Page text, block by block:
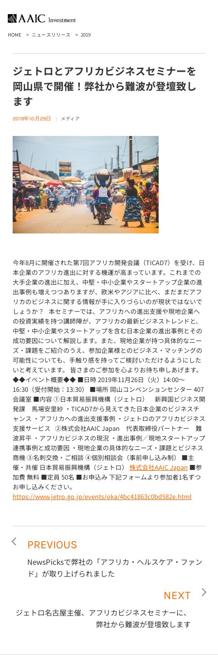
HOME ニュースリリース 2019
ジェトロとアフリカビジネスセミナーを
岡山県で開催！弊社から難波が登壇致し
ます
2019年10月29日 メディア
今年8月に開催された第7回アフリカ開発会議（TICAD7）を受け、日
本企業のアフリカ進出に対する機運が高まっています。これまでの
大手企業の進出に加え、中堅・中小企業やスタートアップ企業の進
出事例も増えつつありますが、欧米やアジアに比べ、まだまだアフ
リカのビジネスに関する情報が手に入りづらいのが現状ではないで
しょうか？ 本セミナーでは、アフリカへの進出支援や現地企業へ
の投資実績を持つ講師陣が、アフリカの最新ビジネストレンドと、
中堅・中小企業やスタートアップを含む日本企業の進出事例とその
成功要因について解説します。また、現地企業が持つ具体的なニー
ズ・課題をご紹介のうえ、参加企業様とのビジネス・マッチングの
可能性についても、手触り感を持ってご検討いただけるようにした
いと考えています。 皆さまのご参加を心よりお待ち申しあげます。
◆◆イベント概要◆◆ ■日時 2019年11月26日（火）14:00～
16:30（受付開始：13:30） ■場所 岡山コンベンションセンター 407
会議室 ■内容 ①日本貿易振興機構（ジェトロ） 新興国ビジネス開
発課 馬場安里紗 ・TICAD7から見えてきた日本企業のビジネスチ
ャンス ・アフリカへの進出支援事例 ・ジェトロのアフリカビジネス
支援サービス ②株式会社AAIC Japan 代表取締役パートナー 難
波昇平 ・アフリカビジネスの現況 ・進出事例／現地スタートアップ
連携事例と成功要因 ・現地企業の具体的なニーズ・課題とビジネス
商機 ③名刺交換・ご相談 ④個別相談会（事前申し込み制） ■主
催・共催 日本貿易振興機構（ジェトロ） 株式会社AAIC Japan ■参
加費 無料 ■定員 50名 ■お申込み 下記フォームより参加者1名ずつ
お申し込みください。
https://www.jetro.go.jp/events/oka/4bc41863c0bd582e.html
PREVIOUS
NewsPicksで弊社の「アフリカ・ヘルスケア・ファン
ド」が取り上げられました
NEXT
ジェトロ名古屋主催、アフリカビジネスセミナーに、
弊社から難波が登壇致します